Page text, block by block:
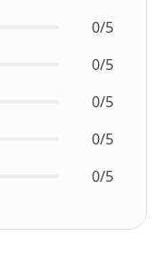
0/5
0/5
0/5
0/5
0/5